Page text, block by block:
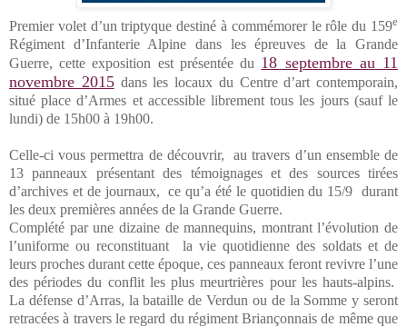
Premier volet d’un triptyque destiné à commémorer le rôle du 159e
Régiment d’Infanterie Alpine dans les épreuves de la Grande
Guerre, cette exposition est présentée du 18 septembre au 11
novembre 2015dans les locaux du Centre d’art contemporain,
situé place d’Armes et accessible librement tous les jours (sauf le
lundi) de 15h00 à 19h00.
Celle-ci vous permettra de découvrir, au travers d’un ensemble de
13 panneaux présentant des témoignages et des sources tirées
d’archives et de journaux,
ce qu’a été le quotidien du 15/9 durant
les deux premières années de la Grande Guerre.
Complété par une dizaine de mannequins, montrant l’évolution de
l’uniforme ou reconstituant
la vie quotidienne des soldats et de
leurs proches durant cette époque, ces panneaux feront revivre l’une
des périodes du conflit les plus meurtrières pour les hauts-alpins.
La défense d’Arras, la bataille de Verdun ou de la Somme y seront
retracées à travers le regard du régiment Briançonnais de même que